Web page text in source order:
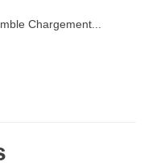
Chargement...